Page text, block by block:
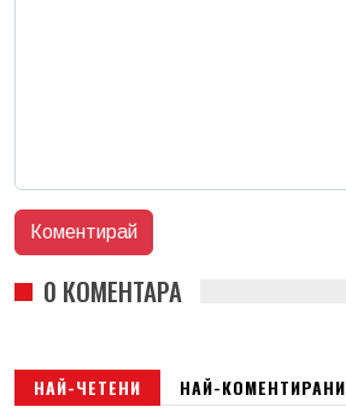
0 КОМЕНТАРА
НАЙ-ЧЕТЕНИ НАЙ-КОМЕНТИРАНИ